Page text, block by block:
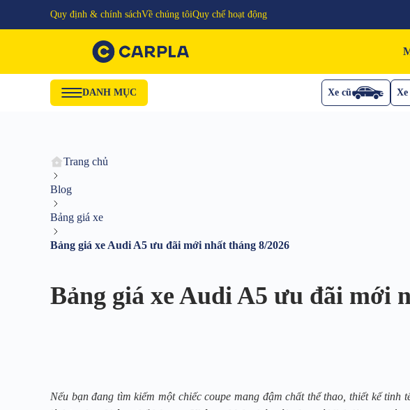
Quy định & chính sáchVề chúng tôiQuy chế hoạt động
DANH MỤC Xe cũ
Trang chủ
Blog
Bảng giá xe
Bảng giá xe Audi A5 ưu đãi mới nhất tháng 8/2026
Bảng giá xe Audi A5 ưu đãi mới
Nếu bạn đang tìm kiếm một chiếc coupe mang đậm chất thể thao, thiết kế tinh